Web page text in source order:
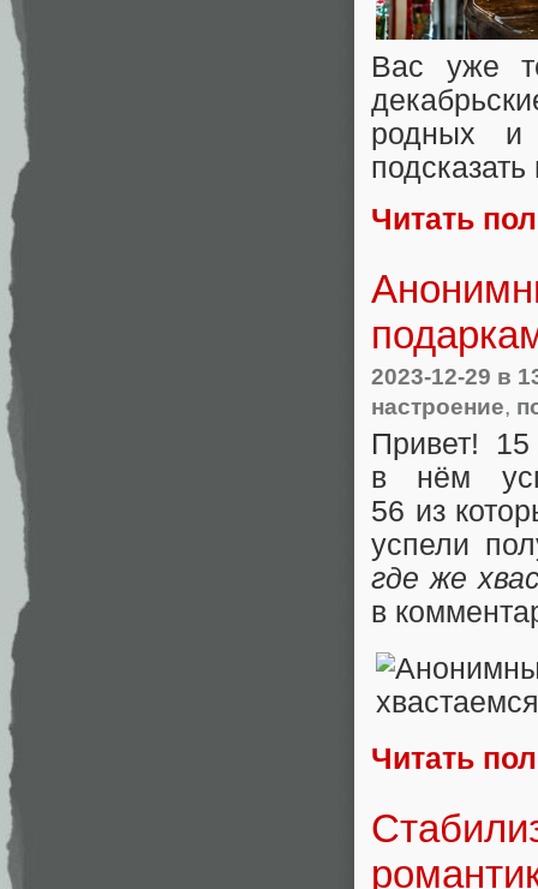
Вас уже
родных и
Читать
2023-12-29 в
настроение,
Привет!
в нём
56 из
успели
где же
в
Читать